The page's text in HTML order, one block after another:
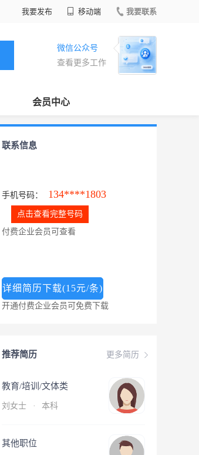
我要发布 移动端 我要联系
微信公众号
查看更多工作
会员中心
联系信息
手机号码： 134****1803
点击查看完整号码
付费企业会员可查看
详细简历下载(15元/条)
开通付费企业会员可免费下载
更多简历
推荐简历
教育/培训/文体类
刘女士 · 本科
其他职位